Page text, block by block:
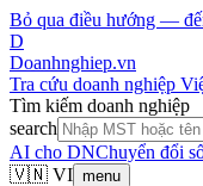
Bỏ qua điều hướng —
D
Doanhnghiep.vn
Tra cứu doanh nghiệp
Tìm kiếm doanh nghiệp
search
AI cho DNChuyển đổi
🇻🇳 VI menu